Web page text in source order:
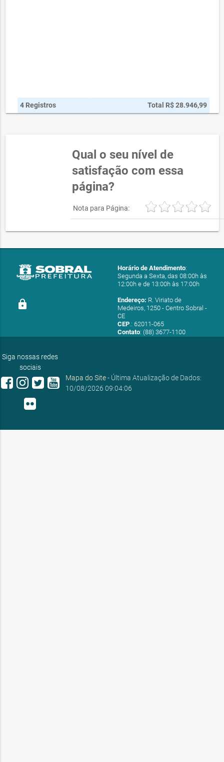
4 Registros Total R$ 28.946,99
Qual o seu nível de
satisfação com essa
página?
Nota para Página:
lock
Horário de Atendimento:
Segunda a Sexta, das 08:00h às
12:00h e de 13:00h às 17:00h
Endereço: R. Viriato de
Medeiros, 1250 - Centro Sobral -
CE
CEP.: 62011-065
Contato: (88) 3677-1100
Siga nossas redes
sociais
Mapa do Site- Última Atualização de Dados:
10/08/2026 09:04:06